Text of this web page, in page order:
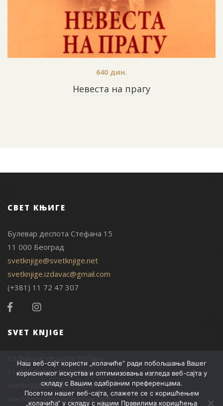
Невеста на прагу
640 дин.
СВЕТ КЊИГЕ
Булевар деспота Стефана 15
11 000 Београд
svetknjige@svetknjige.net
svetknjige.izdavac@gmail.com
(+381) 11 72 47 307
SVET KNJIGE
15 Bulevar despota Stefana
11 000 Belgrade, Serbia
svetknjige@svetknjige.net
svetknjige.izdavac@gmail.com
Наш веб-сајт користи „колачиће“ ради побољшања Вашег
корисничког искуства и оптимизовања изгледа веб-сајта у
складу с Вашим одабраним преференцама.
Посетом нашег веб-сајта, слажете се с коришћењем
„колачића“ у складу с нашим Правилима коришћења